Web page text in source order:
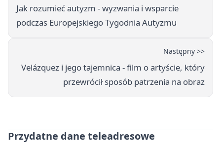
Jak rozumieć autyzm - wyzwania i wsparcie
podczas Europejskiego Tygodnia Autyzmu
Następny >>
Velázquez i jego tajemnica - film o artyście, który
przewrócił sposób patrzenia na obraz
Przydatne dane teleadresowe